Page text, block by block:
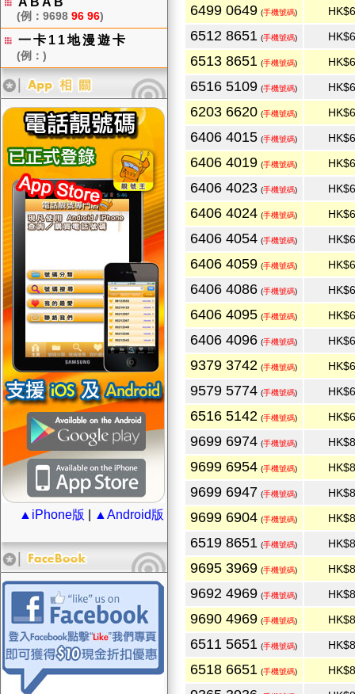
(例：9698 96 96)
一卡11地漫遊卡
(例：)
▲iPhone版 ▲Android版
6499 0649 (手機號碼)
6512 8651 (手機號碼)
6513 8651 (手機號碼)
6516 5109 (手機號碼)
6203 6620 (手機號碼)
6406 4015 (手機號碼)
6406 4019 (手機號碼)
6406 4023 (手機號碼)
6406 4024 (手機號碼)
6406 4054 (手機號碼)
6406 4059 (手機號碼)
6406 4086 (手機號碼)
6406 4095 (手機號碼)
6406 4096 (手機號碼)
9379 3742 (手機號碼)
9579 5774 (手機號碼)
6516 5142 (手機號碼)
9699 6974 (手機號碼)
9699 6954 (手機號碼)
9699 6947 (手機號碼)
9699 6904 (手機號碼)
6519 8651 (手機號碼)
9695 3969 (手機號碼)
9692 4969 (手機號碼)
9690 4969 (手機號碼)
6511 5651 (手機號碼)
6518 6651 (手機號碼)